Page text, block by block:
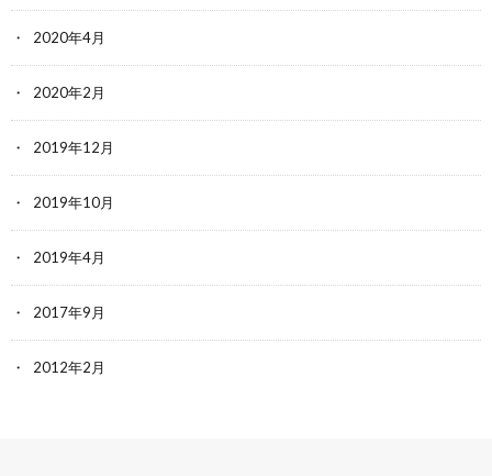
2020年4月
2020年2月
2019年12月
2019年10月
2019年4月
2017年9月
2012年2月